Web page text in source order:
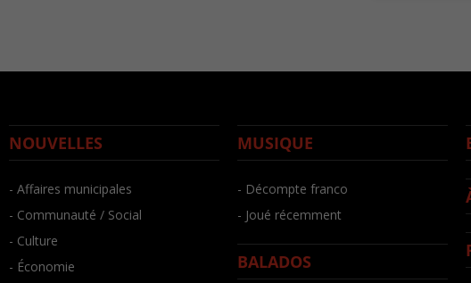
NOUVELLES
- Affaires municipales
- Communauté / Social
- Culture
- Économie
MUSIQUE
- Décompte franco
- Joué récemment
BALADOS